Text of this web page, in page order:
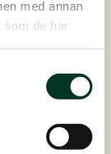
med annan
som de har
år